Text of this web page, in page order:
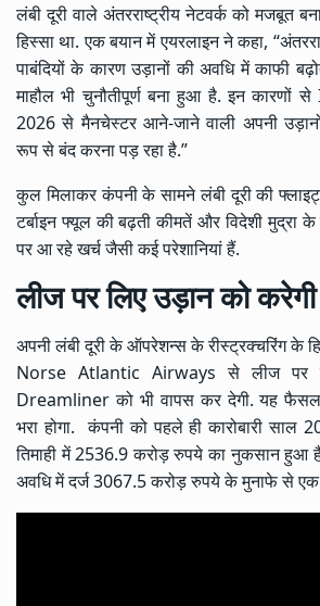
लंबी दूरी वाले अंतरराष्ट्रीय नेटवर्क को मजबूत
हिस्सा था. एक बयान में एयरलाइन ने कहा,
पाबंदियों के कारण उड़ानों की अवधि में काफी
माहौल भी चुनौतीपूर्ण बना हुआ है. इन
2026 से मैनचेस्टर आने-जाने वाली अपनी
रूप से बंद करना पड़ रहा है.”
कुल मिलाकर कंपनी के सामने लंबी दूरी की
टर्बाइन फ्यूल की बढ़ती कीमतें और विदेशी मुद्रा के
पर आ रहे खर्च जैसी कई परेशानियां हैं.
लीज पर लिए उड़ान को
अपनी लंबी दूरी के ऑपरेशन्स के रीस्ट्रक्चरिंग के
Norse Atlantic Airways से लीज पर
Dreamliner को भी वापस कर देगी. यह
भरा होगा. कंपनी को पहले ही कारोबारी साल
तिमाही में 2536.9 करोड़ रुपये का नुकसान हुआ
अवधि में दर्ज 3067.5 करोड़ रुपये के मुनाफे से